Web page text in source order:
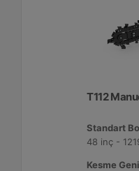
T112
Standart
48 inç -
Kesme